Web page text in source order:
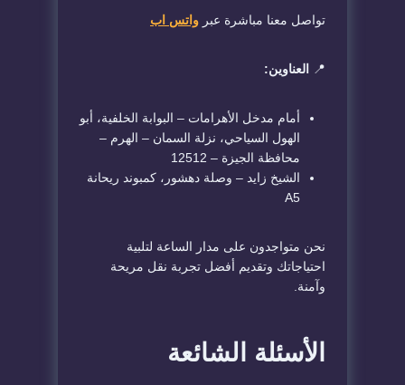
تواصل معنا مباشرة عبر واتس اب
📍 العناوين:
أمام مدخل الأهرامات – البوابة الخلفية، أبو
الهول السياحي، نزلة السمان – الهرم –
محافظة الجيزة – 12512
الشيخ زايد – وصلة دهشور، كمبوند ريحانة
A5
نحن متواجدون على مدار الساعة لتلبية
احتياجاتك وتقديم أفضل تجربة نقل مريحة
وآمنة.
الأسئلة الشائعة